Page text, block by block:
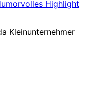
Highlight
Kleinunternehmer